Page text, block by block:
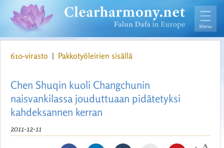
610-virasto | Pakkotyöleirien sisällä
Chen Shuqin kuoli Changchunin
naisvankilassa jouduttuaan pidätetyksi
kahdeksannen kerran
2011-12-11